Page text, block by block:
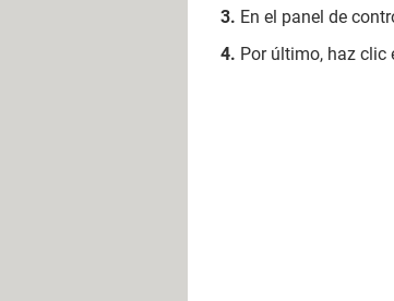
En el panel de
Por último, haz clic